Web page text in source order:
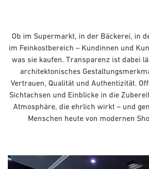
Ob im Supermarkt, in der Bäckerei, in
im Feinkostbereich – Kundinnen und
was sie kaufen. Transparenz ist dabei
architektonisches
Vertrauen, Qualität und Authentizität.
Sichtachsen und Einblicke in die
Atmosphäre, die ehrlich wirkt – und
Menschen heute von modernen